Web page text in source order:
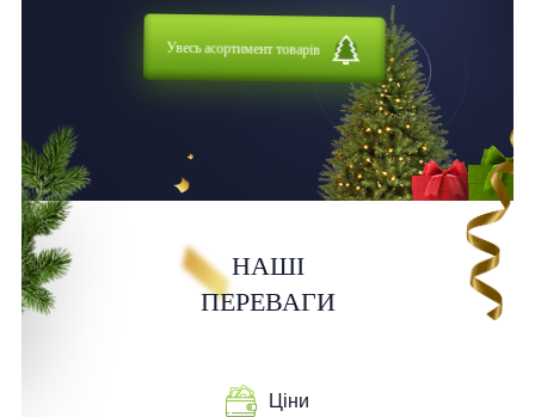
Увесь асортимент товарів
НАШІ
ПЕРЕВАГИ
Ціни